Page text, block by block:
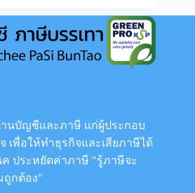
านบัญชีและภาษี แก่ผู้ประกอบ
เพื่อให้ทำธุรกิจและเสียภาษีได้
ค ประหยัดค่าภาษี "รู้ภาษีจะ
ถูกต้อง"